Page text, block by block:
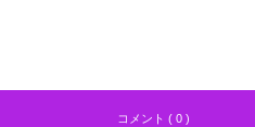
コメント ( 0 )